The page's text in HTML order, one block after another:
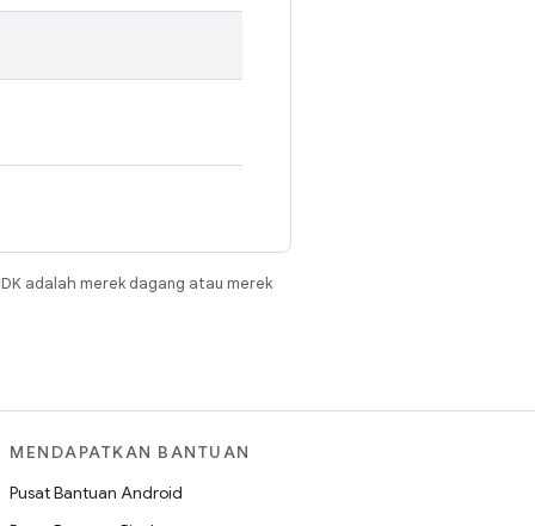
adalah merek dagang atau merek
MENDAPATKAN BANTUAN
Pusat Bantuan Android